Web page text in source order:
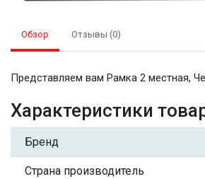
Обзор Отзывы (0)
Представляем вам Рамка 2 местная,
Характеристики
Бренд
Страна производитель